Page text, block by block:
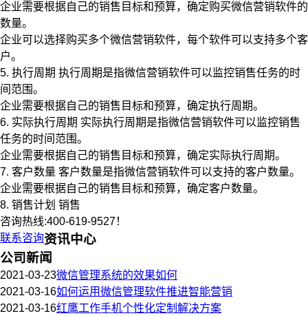
企业需要根据自己的销售目标和预算，确定购买微信营销软件的
数量。
企业可以选择购买多个微信营销软件，每个软件可以支持多个客
户。
5. 执行周期 执行周期是指微信营销软件可以监控销售任务的时
间范围。
企业需要根据自己的销售目标和预算，确定执行周期。
6. 实际执行周期 实际执行周期是指微信营销软件可以监控销售
任务的时间范围。
企业需要根据自己的销售目标和预算，确定实际执行周期。
7. 客户数量 客户数量是指微信营销软件可以支持的客户数量。
企业需要根据自己的销售目标和预算，确定客户数量。
8. 销售计划 销售
咨询热线:400-619-9527！
联系咨询资讯中心
公司新闻
2021-03-23微信管理系统的效果如何
2021-03-16如何运用微信管理软件推进智能营销
2021-03-16红鹰工作手机个性化定制解决方案